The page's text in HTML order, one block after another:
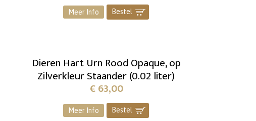
Meer Info Bestel ]
Dieren Hart Urn Rood Opaque, op
Zilverkleur Staander (0.02 liter)
€63,00
Meer Info Bestel ]